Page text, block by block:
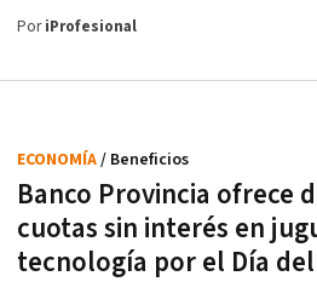
PoriProfesional
Banco Provincia ofrece
cuotas sin interés en
tecnología por el Día
ECONOMÍA/ Beneficios